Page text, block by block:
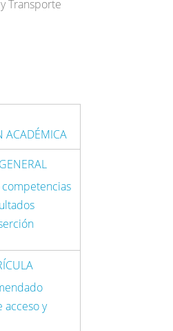
Transporte
ACADÉMICA
acceso y